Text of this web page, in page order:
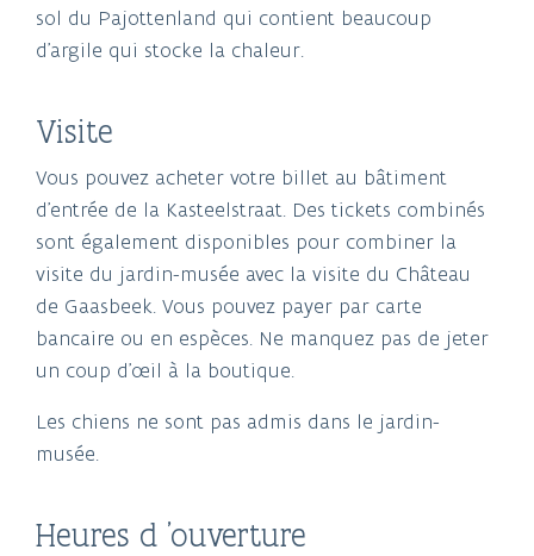
sol du Pajottenland qui contient beaucoup
d’argile qui stocke la chaleur.
Visite
Vous pouvez acheter votre billet au bâtiment
d'entrée de la Kasteelstraat. Des tickets combinés
sont également disponibles pour combiner la
visite du jardin-musée avec la visite du Château
de Gaasbeek. Vous pouvez payer par carte
bancaire ou en espèces. Ne manquez pas de jeter
un coup d'œil à la boutique.
Les chiens ne sont pas admis dans le jardin-
musée.
Heures d 'ouverture